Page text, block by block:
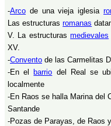
-Arco de una vieja iglesia
Las estructurasromanas
V. La estructurasmedievales
XV.
-Convento de las Carmelitas
-En el
barrio del Real se
localmente
-En Raos se halla Marina del
Santande
-Pozas de Parayas, de Raos